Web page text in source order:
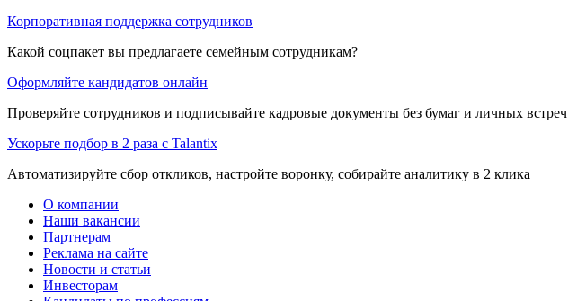
Корпоративная поддержка сотрудников
Какой соцпакет вы предлагаете семейным сотрудникам?
Оформляйте кандидатов онлайн
Проверяйте сотрудников и подписывайте кадровые документы без бумаг и личных встреч
Ускорьте подбор в 2 раза с Talantix
Автоматизируйте сбор откликов, настройте воронку, собирайте аналитику в 2 клика
О компании
Наши вакансии
Партнерам
Реклама на сайте
Новости и статьи
Инвесторам